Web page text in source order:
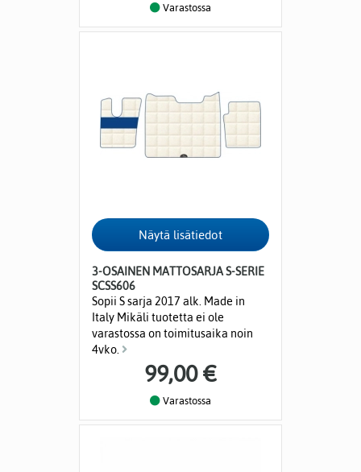
Varastossa
3-OSAINEN MATTOSARJA S-SERIE
SCSS606
Sopii S sarja 2017 alk. Made in
Italy Mikäli tuotetta ei ole
varastossa on toimitusaika noin
4vko.
99,00 €
Varastossa